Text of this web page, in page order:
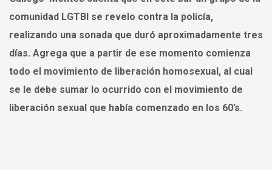
comunidad LGTBI se revelo contra la policía,
realizando una sonada que duró aproximadamente tres
días. Agrega que a partir de ese momento comienza
todo el movimiento de liberación homosexual, al cual
se le debe sumar lo ocurrido con el movimiento de
liberación sexual que había comenzado en los 60’s.